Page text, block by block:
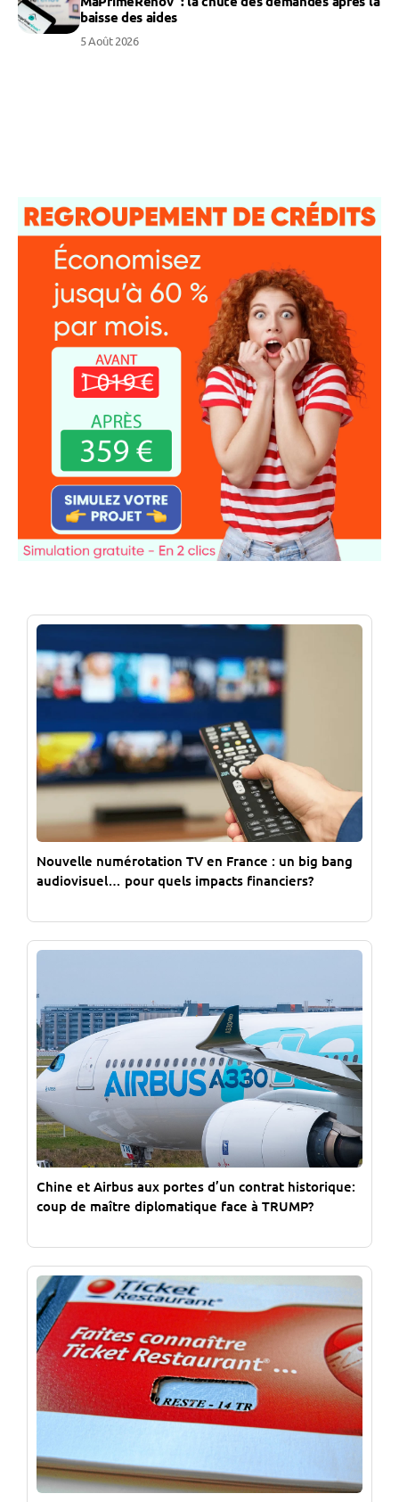
baisse des aides
5 Août 2026
Nouvelle numérotation TV en France : un big bang
audiovisuel… pour quels impacts financiers?
Chine et Airbus aux portes d’un contrat historique:
coup de maître diplomatique face à TRUMP?